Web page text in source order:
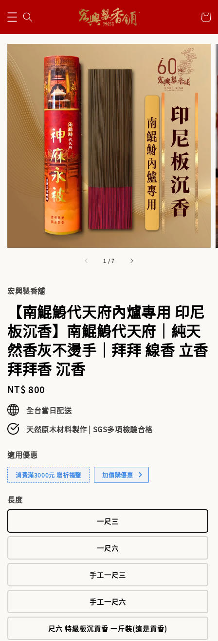
1 /7
宏興製香舖
【南鯤鯓代天府內爐專用 印尼
板沉香】南鯤鯓代天府｜純天
然香灰不燙手｜拜拜 線香 立香
拜拜香 沉香
Regular
price
NT$ 800
全台當日配送
天然原木材料製作 | SGS多項檢驗合格
適用優惠
消費滿3000元 贈祈福鹽 加價購優惠
長度
一尺三
一尺六
手工一尺三
手工一尺六
尺六 特級板沉貢香 一斤裝(這是貢香)